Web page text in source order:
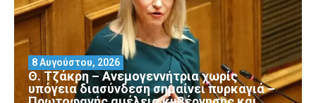
Θ. Τζάκρη – Ανεμογεννήτρια χωρίς
υπόγεια διασύνδεση σημαίνει πυρκαγιά –
8 Αυγούστου, 2026